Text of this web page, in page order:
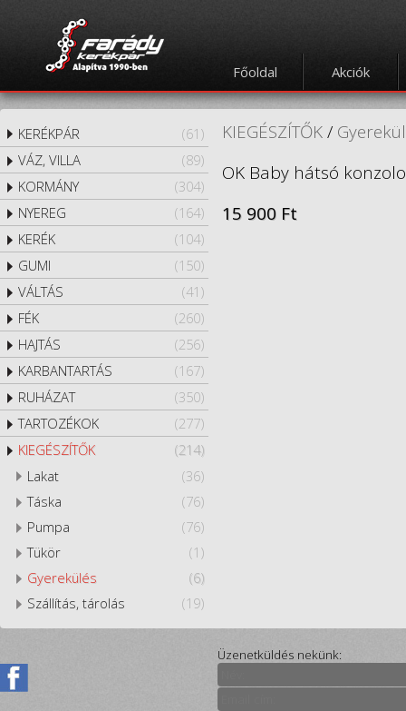
Főoldal Akciók
(61)
KERÉKPÁR
(89)
VÁZ, VILLA
(304)
KORMÁNY
(164)
NYEREG
(104)
KERÉK
(150)
GUMI
(41)
VÁLTÁS
(260)
FÉK
(256)
HAJTÁS
(167)
KARBANTARTÁS
(350)
RUHÁZAT
(277)
TARTOZÉKOK
(214)
KIEGÉSZÍTŐK
(36)
Lakat
(76)
Táska
(76)
Pumpa
(1)
Tükör
(6)
Gyerekülés
(19)
Szállítás, tárolás
KIEGÉSZÍTŐK/
OK Baby hátsó
15 900 Ft
Üzenetküldés nekünk: